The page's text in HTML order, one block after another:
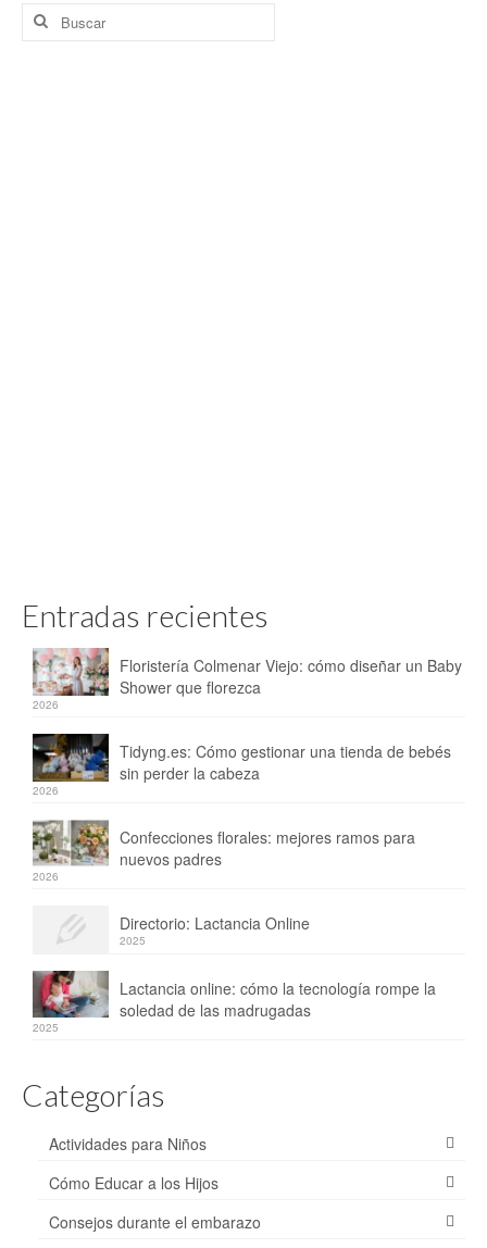
Buscar
por:
Entradas recientes
Floristería Colmenar Viejo: cómo diseñar un Baby
Shower que florezca
2026
Tidyng.es: Cómo gestionar una tienda de bebés
sin perder la cabeza
2026
Confecciones florales: mejores ramos para
nuevos padres
2026
Directorio: Lactancia Online
2025
Lactancia online: cómo la tecnología rompe la
soledad de las madrugadas
2025
Categorías
Actividades para Niños
Cómo Educar a los Hijos
Consejos durante el embarazo